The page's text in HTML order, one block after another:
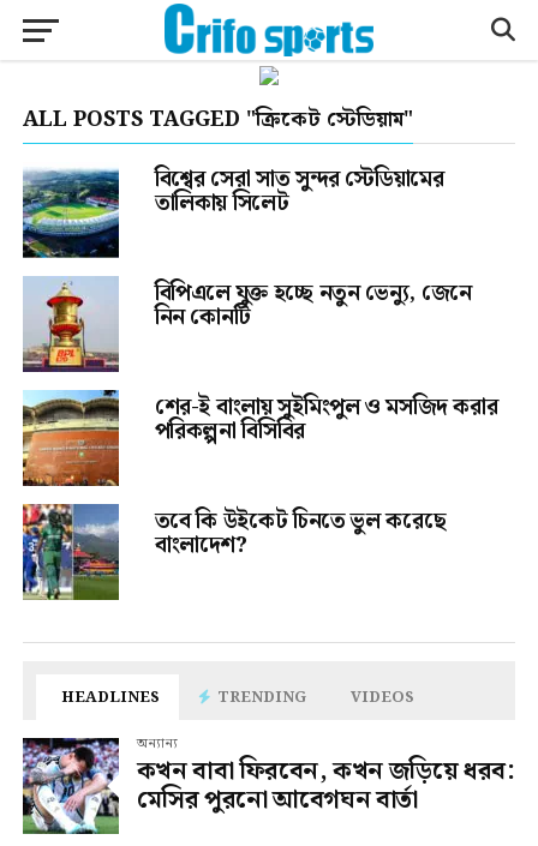
ALL POSTS TAGGED "ক্রিকেট স্টেডিয়াম"
বিশ্বের সেরা সাত সুন্দর স্টেডিয়ামের
তালিকায় সিলেট
বিপিএলে যুক্ত হচ্ছে নতুন ভেন্যু, জেনে
নিন কোনটি
শের-ই বাংলায় সুইমিংপুল ও মসজিদ করার
পরিকল্পনা বিসিবির
তবে কি উইকেট চিনতে ভুল করেছে
বাংলাদেশ?
HEADLINES TRENDING VIDEOS
অন্যান্য
কখন বাবা ফিরবেন, কখন জড়িয়ে ধরব:
মেসির পুরনো আবেগঘন বার্তা